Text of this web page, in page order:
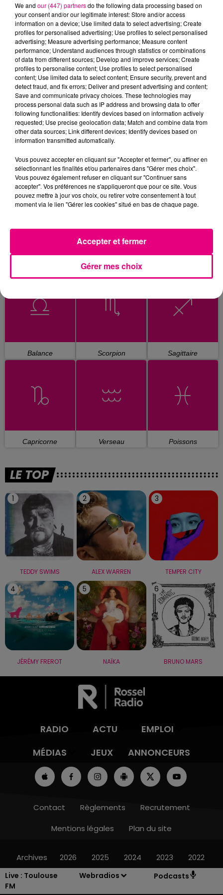
Live : Toulouse
FM
Webradios Podcasts
ARIANA GRANDE
Hate That I Made
You Love Me
TAYLOR SWIFT
I Knew It, I Knew
You
DISIZ & THEODORA
Melodrama
L'HOROSCOPE
Bélier Taureau Gémeaux
Lion
Balance Scorpion Sagittaire
Capricorne Verseau Poissons
LE TOP
1
TEDDY SWIMS
2
ALEX WARREN
3
TEMPER CITY
4
JÉRÉMY FREROT
5
NAÏKA
6
BRUNO MARS
RADIO ACTU
EMPLOI
MÉDIAS
JEUX ANNONCEURS
Contact Règlements
Recrutement
Mentions légales
Plan du site
Archives 2026 2025 2024 2023 2022
We and our (447) partnersdo the following data processing based on
your consent and/or our legitimate interest: Store and/or access
information on a device; Use limited data to select advertising; Create
profiles for personalised advertising; Use profiles to select personalised
advertising; Measure advertising performance; Measure content
performance; Understand audiences through statistics or combinations
of data from different sources; Develop and improve services; Create
profiles to personalise content; Use profiles to select personalised
content; Use limited data to select content; Ensure security, prevent and
detect fraud, and fix errors; Deliver and present advertising and content;
Save and communicate privacy choices. These technologies may
process personal data such as IP address and browsing data to offer
following functionalities: Identify devices based on information actively
requested; Use precise geolocation data; Match and combine data from
other data sources; Link different devices; Identify devices based on
information transmitted automatically.
Vous pouvez accepter en cliquant sur "Accepter et fermer", ou affiner en
sélectionnant les finalités et/ou partenaires dans "Gérer mes choix".
Vous pouvez également refuser en cliquant sur "Continuer sans
accepter". Vos préférences ne s'appliqueront que pour ce site. Vous
pouvez mettre à jour vos choix, ou retirer votre consentement à tout
moment via le lien "Gérer les cookies" situé en bas de chaque page.
Gérer mes choix
Accepter et fermer